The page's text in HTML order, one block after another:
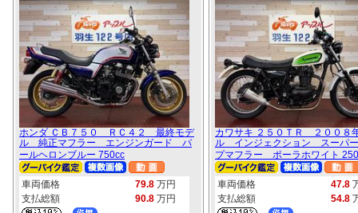
ホンダ ＣＢ７５０ ＲＣ４２ 最終モデ
ル 純正マフラー エンジンガード パ
ールヘロンブルー 750cc
車両価格 79.8 万円
支払総額
90.8 万円
カワサキ ２５０ＴＲ ２００８
ル インジェクション スーパ
プマフラー ポーラホワイト
車両価格 47.8
支払総額
54.8